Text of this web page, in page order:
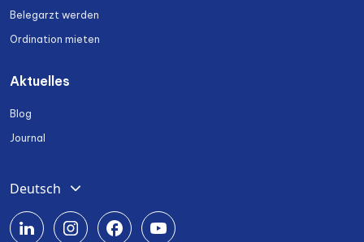
Belegarzt werden
Ordination mieten
Aktuelles
Blog
Journal
Deutsch
English
Română